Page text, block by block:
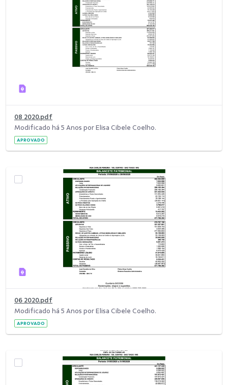
08 2020.pdf
Modificado há 5 Anos por Elisa Cibele Coelho.
APROVADO
06 2020.pdf
Modificado há 5 Anos por Elisa Cibele Coelho.
APROVADO